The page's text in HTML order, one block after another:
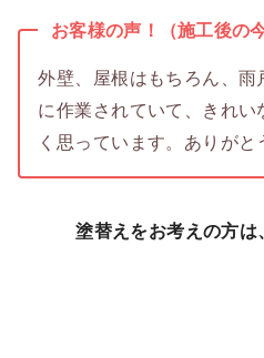
お客様の声！（施工後の
外壁、屋根はもちろん、
に作業されていて、きれ
く思っています。ありがと
塗替えをお考えの方は